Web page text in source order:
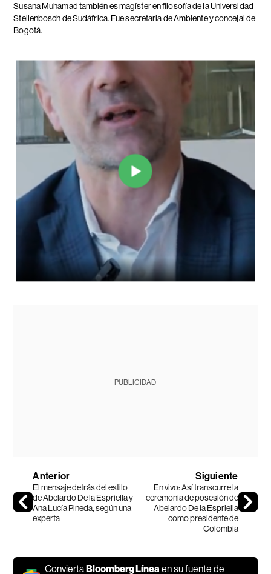
Susana Muhamad también es magíster en filosofía de la Universidad
Stellenbosch de Sudáfrica. Fue secretaria de Ambiente y concejal de
Bogotá.
PUBLICIDAD
Anterior
El mensaje detrás del estilo
de Abelardo De la Espriella y
Ana Lucía Pineda, según una
experta
Siguiente
En vivo: Así transcurre la
ceremonia de posesión de
Abelardo De la Espriella
como presidente de
Colombia
ConviertaBloomberg Línea en su fuente de